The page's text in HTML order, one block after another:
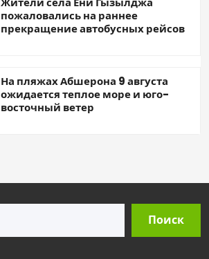
пожаловались на раннее
прекращение автобусных рейсов
На пляжах Абшерона 9 августа
ожидается теплое море и юго-
восточный ветер
Поиск